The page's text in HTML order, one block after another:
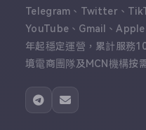
Telegram、Twitter、
YouTube、Gmail、
年起穩定運營，累計服務
境電商團隊及MCN機構按